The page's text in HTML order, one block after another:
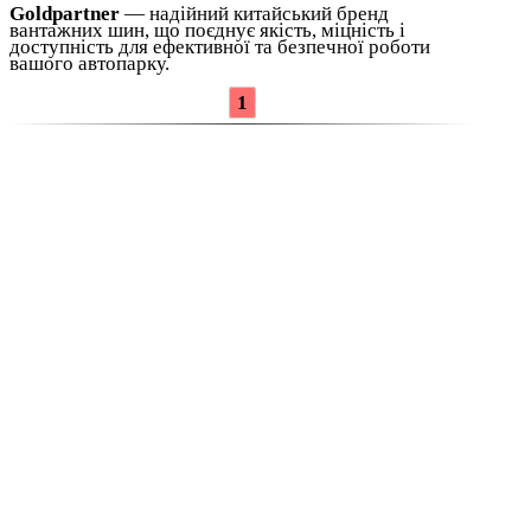
Goldpartner — надійний китайський бренд
вантажних шин, що поєднує якість, міцність і
доступність для ефективної та безпечної роботи
вашого автопарку.
1